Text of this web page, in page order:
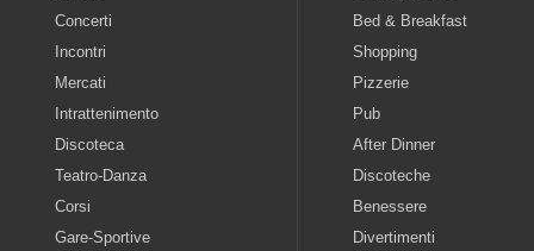
Concerti
Incontri
Mercati
Intrattenimento
Discoteca
Teatro-Danza
Corsi
Gare-Sportive
Bed & Breakfast
Shopping
Pizzerie
Pub
After Dinner
Discoteche
Benessere
Divertimenti